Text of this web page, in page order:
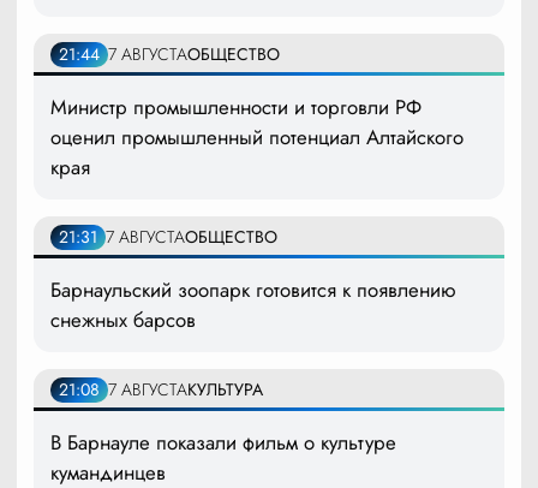
21:44 7 АВГУСТАОБЩЕСТВО
Министр промышленности и торговли РФ
оценил промышленный потенциал Алтайского
края
21:31 7 АВГУСТАОБЩЕСТВО
Барнаульский зоопарк готовится к появлению
снежных барсов
21:08 7 АВГУСТАКУЛЬТУРА
В Барнауле показали фильм о культуре
кумандинцев